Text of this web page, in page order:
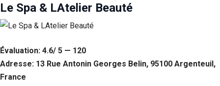
Le Spa & LAtelier Beauté
Évaluation: 4.6/ 5 — 120
Adresse: 13 Rue Antonin Georges Belin, 95100 Argenteuil,
France
Web est
utilisé.
Experience
Afin que notre
site Web
fonctionne